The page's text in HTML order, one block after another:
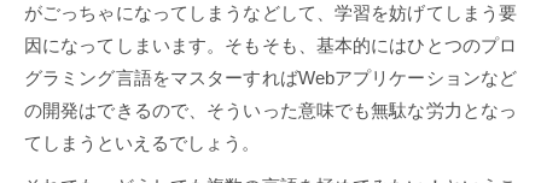
がごっちゃになってしまうなどして、学習を妨げてしまう要
因になってしまいます。そもそも、基本的にはひとつのプロ
グラミング言語をマスターすればWebアプリケーションなど
の開発はできるので、そういった意味でも無駄な労力となっ
てしまうといえるでしょう。